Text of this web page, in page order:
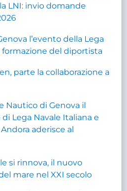
LNI: invio domande
l’evento della Lega
formazione del diportista
parte la collaborazione a
Nautico di Genova il
Lega Navale Italiana e
aderisce al
si rinnova, il nuovo
mare nel XXI secolo